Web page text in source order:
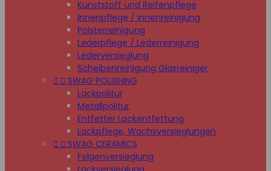
Kunststoff und Reifenpflege
Innenpflege / Innenreinigung
Polsterreinigung
Lederpflege / Lederreinigung
Lederversieglung
Scheibenreinigung Glasreiniger
  SWAG POLISHING
Lackpolitur
Metallpolitur
Entfetter Lackentfettung
Lackpflege, Wachsversieglungen
  SWAG CERAMICS
Felgenversieglung